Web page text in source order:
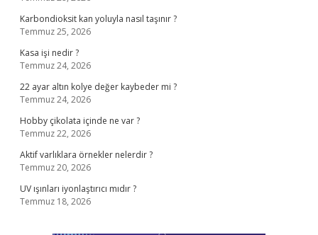
Karbondioksit kan yoluyla nasıl taşınır ?
Temmuz 25, 2026
Kasa işi nedir ?
Temmuz 24, 2026
22 ayar altın kolye değer kaybeder mi ?
Temmuz 24, 2026
Hobby çikolata içinde ne var ?
Temmuz 22, 2026
Aktif varlıklara örnekler nelerdir ?
Temmuz 20, 2026
UV ışınları iyonlaştırıcı mıdır ?
Temmuz 18, 2026